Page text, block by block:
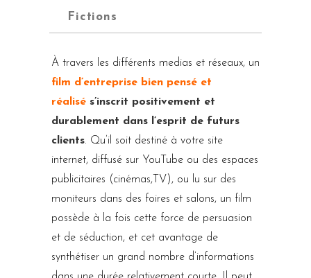
Fictions
À travers les différents medias et réseaux, un
film d’entreprise bien pensé et
réalisé s’inscrit positivement et
durablement dans l’esprit de futurs
clients. Qu’il soit destiné à votre site
internet, diffusé sur YouTube ou des espaces
publicitaires (cinémas,TV), ou lu sur des
moniteurs dans des foires et salons, un film
possède à la fois cette force de persuasion
et de séduction, et cet avantage de
synthétiser un grand nombre d’informations